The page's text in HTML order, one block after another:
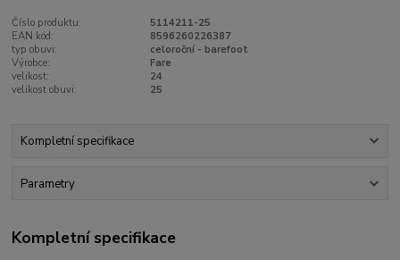
Číslo produktu:
5114211-25
EAN kód:
8596260226387
typ obuvi:
celoroční - barefoot
Výrobce:
Fare
velikost:
24
velikost obuvi:
25
Kompletní specifikace
Parametry
Kompletní specifikace